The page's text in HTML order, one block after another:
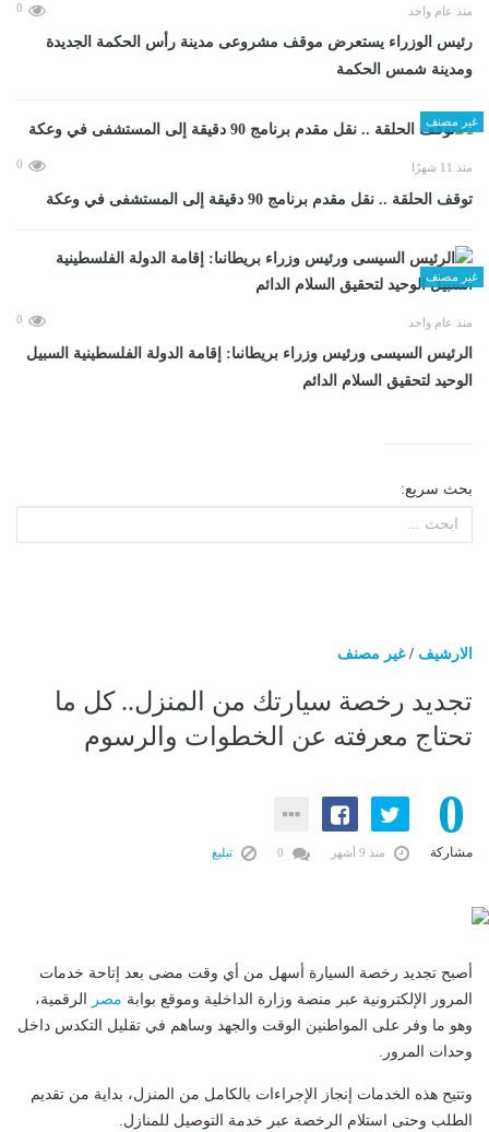
منذ عام واحد 0
رئيس الوزراء يستعرض موقف مشروعى مدينة رأس الحكمة الجديدة
ومدينة شمس الحكمة
غير مصنف
منذ 11 شهرًا 0
توقف الحلقة .. نقل مقدم برنامج 90 دقيقة إلى المستشفى في وعكة
غير مصنف
منذ عام واحد 0
الرئيس السيسى ورئيس وزراء بريطانىا: إقامة الدولة الفلسطينية السبيل
الوحيد لتحقيق السلام الدائم
بحث سريع:
الارشيف /غير مصنف
تجديد رخصة سيارتك من المنزل.. كل ما
تحتاج معرفته عن الخطوات والرسوم
0
مشاركة منذ 9 أشهر تبليغ
أصبح تجديد رخصة السيارة أسهل من أي وقت مضى بعد إتاحة خدمات
المرور الإلكترونية عبر منصة وزارة الداخلية وموقع بوابة مصر
الرقمية،
وهو ما وفر على المواطنين الوقت والجهد وساهم في تقليل التكدس داخل
وحدات المرور.
وتتيح هذه الخدمات إنجاز الإجراءات بالكامل من المنزل، بداية من تقديم
الطلب وحتى استلام الرخصة عبر خدمة التوصيل للمنازل.